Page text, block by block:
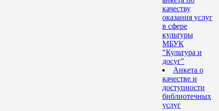
качеству
оказания услуг
в сфере
культуры
МБУК
"Культура и
досуг"
Анкета о
качестве и
доступности
библиотечных
услуг